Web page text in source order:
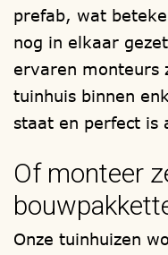
ook voor u klaar.
Wij maken
soorten met het
keurmerk. Zoals
lariks/douglas,
geïmpregneerd /
vurenhout. Elke
zonder berging,
u het wenst.
prefab, wat
nog in elkaar
ervaren monteurs
tuinhuis binnen
staat en perfect is
Of monteer
Onze tuinhuizen